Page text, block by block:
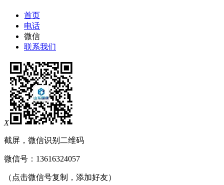
首页
电话
微信
联系我们
X
截屏，微信识别二维码
微信号： 13616324057
（点击微信号复制，添加好友）